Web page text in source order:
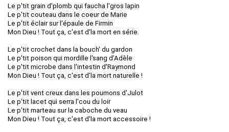
Le p'tit grain d'plomb qui faucha l'gros lapin
Le p'tit couteau dans le coeur de Marie
Le p'tit éclair sur l'épaule de Firmin
Mon Dieu ! Tout ça, c'est d'la mort en série.
Le p'tit crochet dans la bouch' du gardon
Le p'tit poison qui mordille l'sang d'Adèle
Le p'tit microbe dans l'intestin d'Raymond
Mon Dieu ! Tout ça, c'est d'la mort naturelle !
Le p'tit vent creux dans les poumons d'Julot
Le p'tit lacet qui serra l'cou du loir
Le p'tit marteau sur la caboche du veau
Mon Dieu ! Tout ça, c'est d'la mort accessoire !